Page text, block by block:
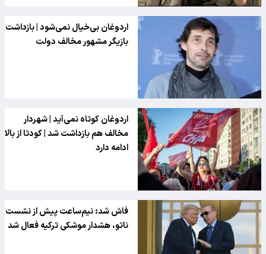
اردوغان بی‌خیال نمی‌شود | بازداشت
بازیگر مشهور مخالف دولت
اردوغان کوتاه نمی‌آید | شهردار
مخالف هم بازداشت شد | کودتا از بالا
ادامه دارد
فاش شد: نیم‌ساعت پیش از نشست
ناتو، هشدار موشکی ترکیه فعال شد